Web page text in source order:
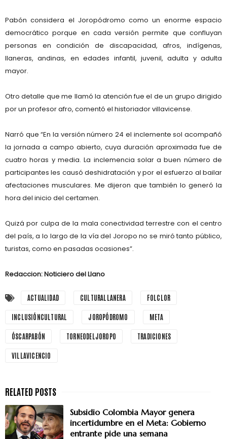
Pabón considera el Joropódromo como un enorme espacio
democrático porque en cada versión permite que confluyan
personas en condición de discapacidad, afros, indígenas,
llaneras, andinas, en edades infantil, juvenil, adulta y adulta
mayor.
Otro detalle que me llamó la atención fue el de un grupo dirigido
por un profesor afro, comentó el historiador villavicense.
Narró que “En la versión número 24 el inclemente sol acompañó
la jornada a campo abierto, cuya duración aproximada fue de
cuatro horas y media. La inclemencia solar a buen número de
participantes les causó deshidratación y por el esfuerzo al bailar
afectaciones musculares. Me dijeron que también lo generó la
hora del inicio del certamen.
Quizá por culpa de la mala conectividad terrestre con el centro
del país, a lo largo de la vía del Joropo no se miró tanto público,
turistas, como en pasadas ocasiones”.
Redaccion: Noticiero del Llano
ACTUALIDAD CULTURALLANERA FOLCLOR
INCLUSIÓNCULTURAL JOROPÓDROMO META
ÓSCARPABÓN TORNEODELJOROPO TRADICIONES
VILLAVICENCIO
Subsidio Colombia Mayor genera
incertidumbre en el Meta: Gobierno
entrante pide una semana